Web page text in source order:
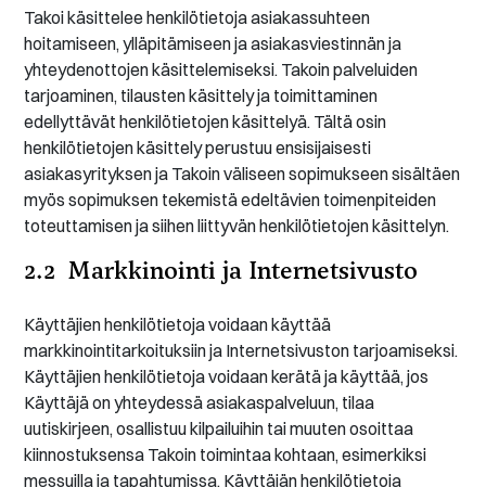
Takoi käsittelee henkilötietoja asiakassuhteen
hoitamiseen, ylläpitämiseen ja asiakasviestinnän ja
yhteydenottojen käsittelemiseksi. Takoin palveluiden
tarjoaminen, tilausten käsittely ja toimittaminen
edellyttävät henkilötietojen käsittelyä. Tältä osin
henkilötietojen käsittely perustuu ensisijaisesti
asiakasyrityksen ja Takoin väliseen sopimukseen sisältäen
myös sopimuksen tekemistä edeltävien toimenpiteiden
toteuttamisen ja siihen liittyvän henkilötietojen käsittelyn.
2.2 Markkinointi ja Internetsivusto
Käyttäjien henkilötietoja voidaan käyttää
markkinointitarkoituksiin ja Internetsivuston tarjoamiseksi.
Käyttäjien henkilötietoja voidaan kerätä ja käyttää, jos
Käyttäjä on yhteydessä asiakaspalveluun, tilaa
uutiskirjeen, osallistuu kilpailuihin tai muuten osoittaa
kiinnostuksensa Takoin toimintaa kohtaan, esimerkiksi
messuilla ja tapahtumissa. Käyttäjän henkilötietoja